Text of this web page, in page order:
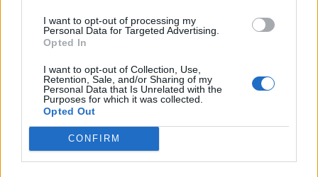
I want to opt-out of processing my
Personal Data for Targeted Advertising.
Opted In
I want to opt-out of Collection, Use,
Retention, Sale, and/or Sharing of my
Personal Data that Is Unrelated with the
Purposes for which it was collected.
Opted Out
CONFIRM